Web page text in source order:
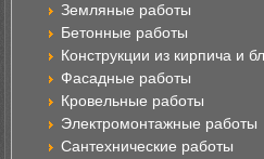
Земляные работы
Бетонные работы
Конструкции из кирпича и
Фасадные работы
Кровельные работы
Электромонтажные работы
Сантехнические работы